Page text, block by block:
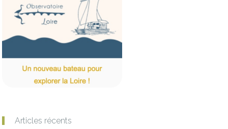
Articles récents